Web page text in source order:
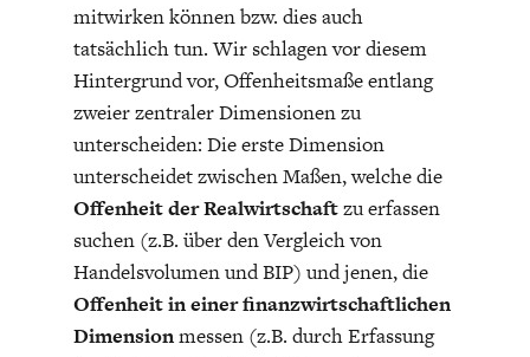
STATUS QUO DER
DEUTSCHEN VWL
OUTPUT GAP
mitwirken können bzw. dies auch
tatsächlich tun. Wir schlagen vor diesem
Hintergrund vor, Offenheitsmaße entlang
zweier zentraler Dimensionen zu
unterscheiden: Die erste Dimension
unterscheidet zwischen Maßen, welche die
Offenheit der Realwirtschaftzu erfassen
suchen (z.B. über den Vergleich von
Handelsvolumen und BIP) und jenen, die
Offenheit in einer finanzwirtschaftlichen
Dimensionmessen (z.B. durch Erfassung